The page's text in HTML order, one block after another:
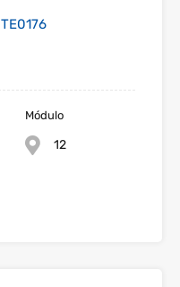
TE0176
Módulo
12